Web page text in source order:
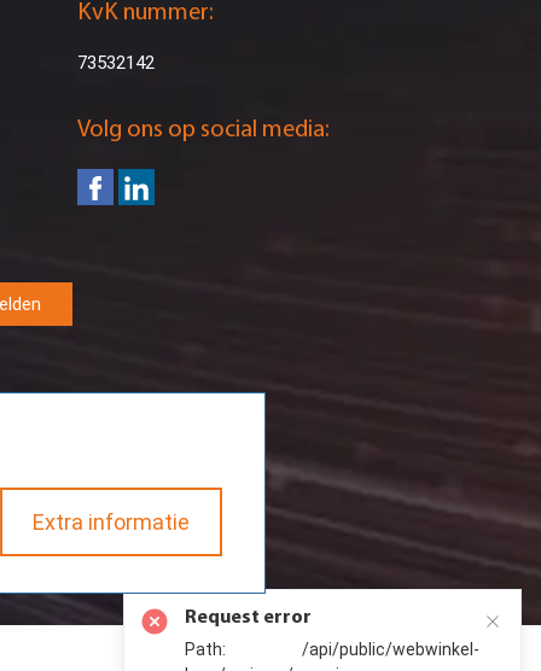
KvK nummer:
73532142
Volg ons op social media:
Extra informatie
Request error
Path: /api/public/webwinkel-